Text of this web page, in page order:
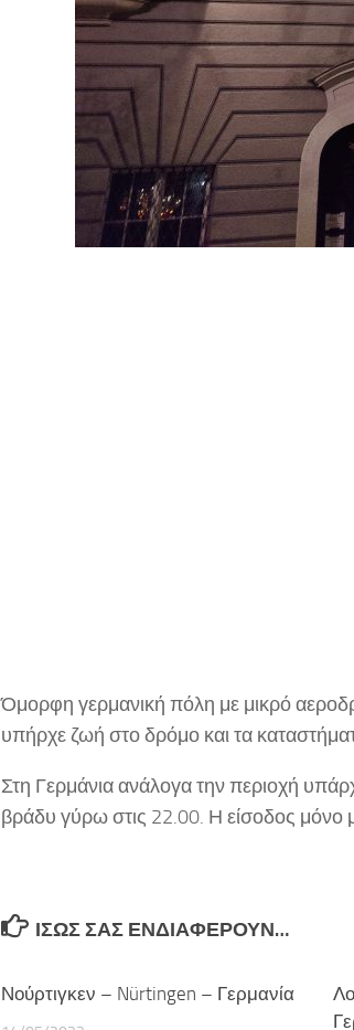
Όμορφη γερμανική πόλη με μικρό
υπήρχε ζωή στο δρόμο και τα
Στη Γερμάνια ανάλογα την περιοχή
βράδυ γύρω στις 22.00. Η είσοδος μόνο
ΊΣΩΣ ΣΑΣ ΕΝΔΙΑΦΈΡΟΥΝ…
Νούρτιγκεν – Nürtingen – Γερμανία